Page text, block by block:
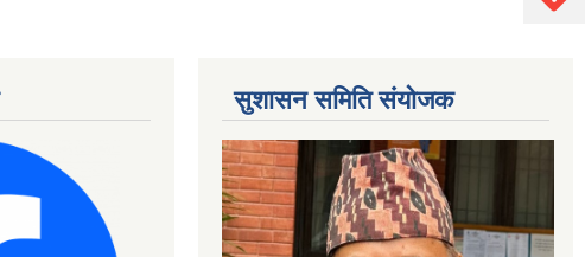
सुशासन समिति संयोजक